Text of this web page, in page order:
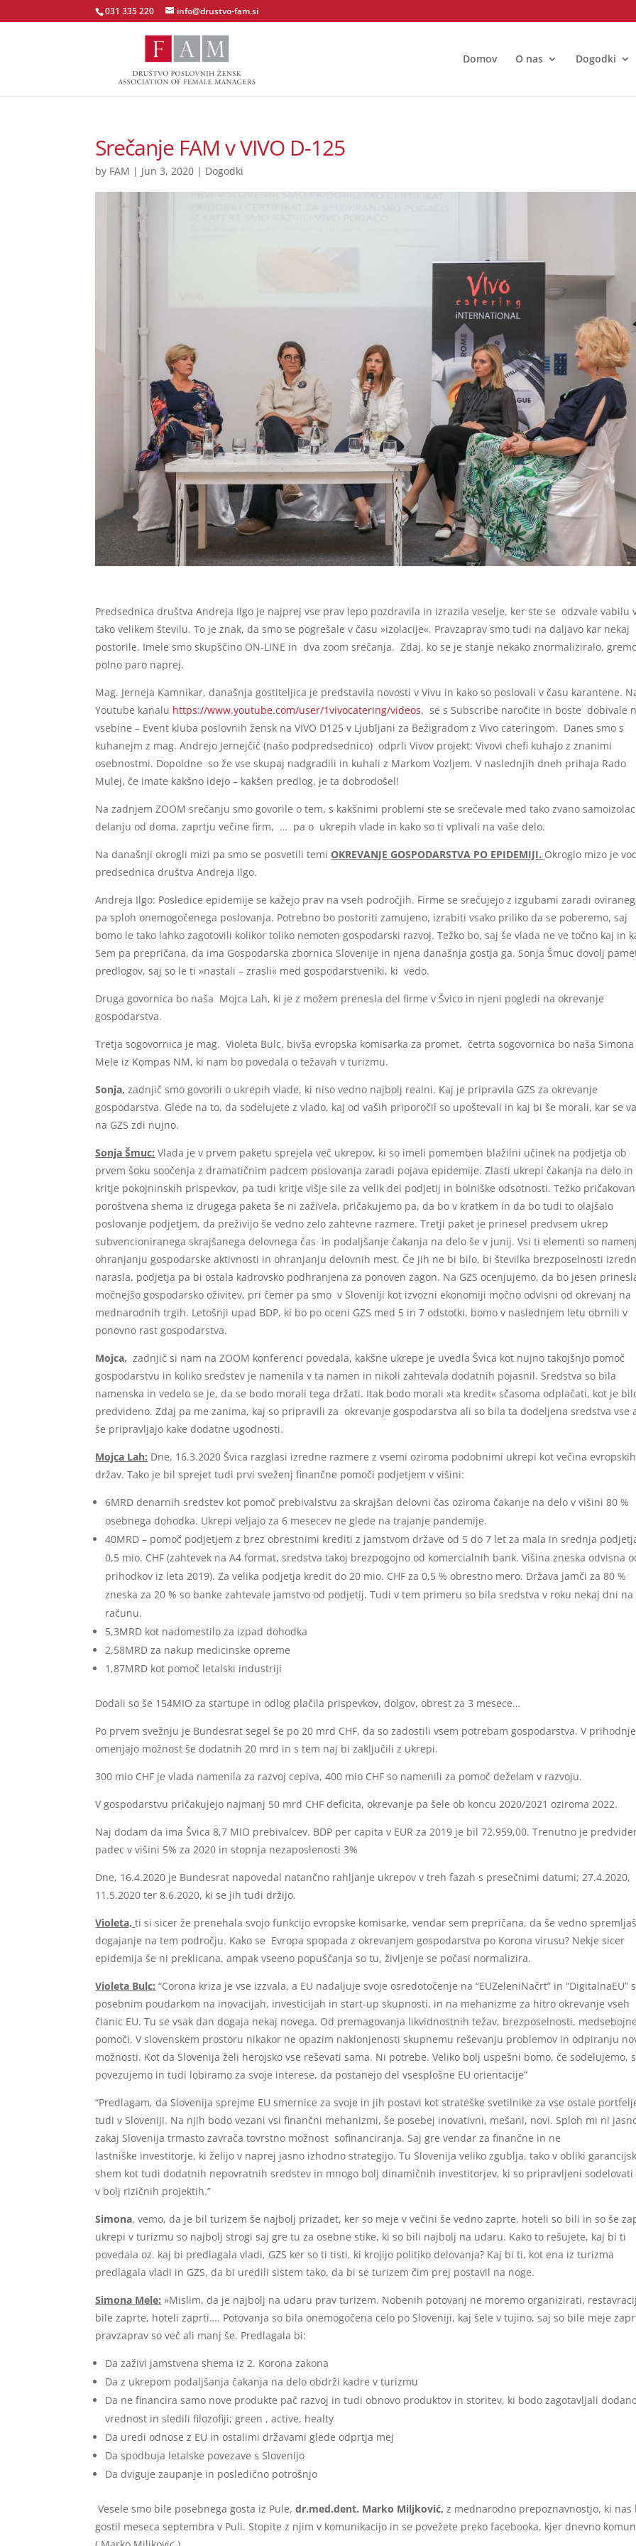
031 335 220 info@drustvo-fam.si
Domov O nas Dogodki
Srečanje FAM v VIVO D-125
by FAM | Jun 3, 2020 | Dogodki
Predsednica društva Andreja Ilgo je najprej vse prav lepo pozdravila in izrazila veselje, ker ste se odzvale vabilu
tako velikem številu. To je znak, da smo se pogrešale v času »izolacije«. Pravzaprav smo tudi na daljavo kar nekaj
postorile. Imele smo skupščino ON-LINE in dva zoom srečanja. Zdaj, ko se je stanje nekako znormaliziralo,
polno paro naprej.
Mag. Jerneja Kamnikar, današnja gostiteljica je predstavila novosti v Vivu in kako so poslovali v času karantene.
Youtube kanalu https://www.youtube.com/user/1vivocatering/videos, se s Subscribe naročite in boste dobivale
vsebine – Event kluba poslovnih žensk na VIVO D125 v Ljubljani za Bežigradom z Vivo cateringom. Danes smo s
kuhanejm z mag. Andrejo Jernejčič (našo podpredsednico) odprli Vivov projekt: Vivovi chefi kuhajo z znanimi
osebnostmi. Dopoldne so že vse skupaj nadgradili in kuhali z Markom Vozljem. V naslednjih dneh prihaja Rado
Mulej, če imate kakšno idejo – kakšen predlog, je ta dobrodošel!
Na zadnjem ZOOM srečanju smo govorile o tem, s kakšnimi problemi ste se srečevale med tako zvano
delanju od doma, zaprtju večine firm, … pa o ukrepih vlade in kako so ti vplivali na vaše delo.
Na današnji okrogli mizi pa smo se posvetili temi OKREVANJE GOSPODARSTVA PO EPIDEMIJI. Okroglo mizo je
predsednica društva Andreja Ilgo.
Andreja Ilgo: Posledice epidemije se kažejo prav na vseh področjih. Firme se srečujejo z izgubami zaradi
pa sploh onemogočenega poslovanja. Potrebno bo postoriti zamujeno, izrabiti vsako priliko da se poberemo, saj
bomo le tako lahko zagotovili kolikor toliko nemoten gospodarski razvoj. Težko bo, saj še vlada ne ve točno kaj in
Sem pa prepričana, da ima Gospodarska zbornica Slovenije in njena današnja gostja ga. Sonja Šmuc dovolj
predlogov, saj so le ti »nastali – zrasli« med gospodarstveniki, ki vedo.
Druga govornica bo naša Mojca Lah, ki je z možem prenesla del firme v Švico in njeni pogledi na okrevanje
gospodarstva.
Tretja sogovornica je mag. Violeta Bulc, bivša evropska komisarka za promet, četrta sogovornica bo naša Simona
Mele iz Kompas NM, ki nam bo povedala o težavah v turizmu.
Sonja, zadnjič smo govorili o ukrepih vlade, ki niso vedno najbolj realni. Kaj je pripravila GZS za okrevanje
gospodarstva. Glede na to, da sodelujete z vlado, kaj od vaših priporočil so upoštevali in kaj bi še morali, kar se
na GZS zdi nujno.
Sonja Šmuc: Vlada je v prvem paketu sprejela več ukrepov, ki so imeli pomemben blažilni učinek na podjetja ob
prvem šoku soočenja z dramatičnim padcem poslovanja zaradi pojava epidemije. Zlasti ukrepi čakanja na delo in
kritje pokojninskih prispevkov, pa tudi kritje višje sile za velik del podjetij in bolniške odsotnosti. Težko
poroštvena shema iz drugega paketa še ni zaživela, pričakujemo pa, da bo v kratkem in da bo tudi to olajšalo
poslovanje podjetjem, da preživijo še vedno zelo zahtevne razmere. Tretji paket je prinesel predvsem ukrep
subvencioniranega skrajšanega delovnega čas in podaljšanje čakanja na delo še v junij. Vsi ti elementi so
ohranjanju gospodarske aktivnosti in ohranjanju delovnih mest. Če jih ne bi bilo, bi številka brezposelnosti
narasla, podjetja pa bi ostala kadrovsko podhranjena za ponoven zagon. Na GZS ocenjujemo, da bo jesen
močnejšo gospodarsko oživitev, pri čemer pa smo v Sloveniji kot izvozni ekonomiji močno odvisni od okrevanj na
mednarodnih trgih. Letošnji upad BDP, ki bo po oceni GZS med 5 in 7 odstotki, bomo v naslednjem letu obrnili v
ponovno rast gospodarstva.
Mojca, zadnjič si nam na ZOOM konferenci povedala, kakšne ukrepe je uvedla Švica kot nujno takojšnjo pomoč
gospodarstvu in koliko sredstev je namenila v ta namen in nikoli zahtevala dodatnih pojasnil. Sredstva so bila
namenska in vedelo se je, da se bodo morali tega držati. Itak bodo morali »ta kredit« sčasoma odplačati, kot je
predvideno. Zdaj pa me zanima, kaj so pripravili za okrevanje gospodarstva ali so bila ta dodeljena sredstva vse
še pripravljajo kake dodatne ugodnosti.
Mojca Lah: Dne, 16.3.2020 Švica razglasi izredne razmere z vsemi oziroma podobnimi ukrepi kot večina evropskih
držav. Tako je bil sprejet tudi prvi sveženj finančne pomoči podjetjem v višini:
6MRD denarnih sredstev kot pomoč prebivalstvu za skrajšan delovni čas oziroma čakanje na delo v višini 80 %
osebnega dohodka. Ukrepi veljajo za 6 mesecev ne glede na trajanje pandemije.
40MRD – pomoč podjetjem z brez obrestnimi krediti z jamstvom države od 5 do 7 let za mala in srednja
0,5 mio. CHF (zahtevek na A4 format, sredstva takoj brezpogojno od komercialnih bank. Višina zneska odvisna
prihodkov iz leta 2019). Za velika podjetja kredit do 20 mio. CHF za 0,5 % obrestno mero. Država jamči za 80 %
zneska za 20 % so banke zahtevale jamstvo od podjetij. Tudi v tem primeru so bila sredstva v roku nekaj dni na
računu.
5,3MRD kot nadomestilo za izpad dohodka
2,58MRD za nakup medicinske opreme
1,87MRD kot pomoč letalski industriji
Dodali so še 154MIO za startupe in odlog plačila prispevkov, dolgov, obrest za 3 mesece…
Po prvem svežnju je Bundesrat segel še po 20 mrd CHF, da so zadostili vsem potrebam gospodarstva. V prihodnje
omenjajo možnost še dodatnih 20 mrd in s tem naj bi zaključili z ukrepi.
300 mio CHF je vlada namenila za razvoj cepiva, 400 mio CHF so namenili za pomoč deželam v razvoju.
V gospodarstvu pričakujejo najmanj 50 mrd CHF deficita, okrevanje pa šele ob koncu 2020/2021 oziroma 2022.
Naj dodam da ima Švica 8,7 MIO prebivalcev. BDP per capita v EUR za 2019 je bil 72.959,00. Trenutno je
padec v višini 5% za 2020 in stopnja nezaposlenosti 3%
Dne, 16.4.2020 je Bundesrat napovedal natančno rahljanje ukrepov v treh fazah s presečnimi datumi; 27.4.2020,
11.5.2020 ter 8.6.2020, ki se jih tudi držijo.
Violeta, ti si sicer že prenehala svojo funkcijo evropske komisarke, vendar sem prepričana, da še vedno
dogajanje na tem področju. Kako se Evropa spopada z okrevanjem gospodarstva po Korona virusu? Nekje sicer
epidemija še ni preklicana, ampak vseeno popuščanja so tu, življenje se počasi normalizira.
Violeta Bulc: “Corona kriza je vse izzvala, a EU nadaljuje svoje osredotočenje na “EUZeleniNačrt” in “DigitalnaEU” s
posebnim poudarkom na inovacijah, investicijah in start-up skupnosti, in na mehanizme za hitro okrevanje vseh
članic EU. Tu se vsak dan dogaja nekaj novega. Od premagovanja likvidnostnih težav, brezposelnosti,
pomoči. V slovenskem prostoru nikakor ne opazim naklonjenosti skupnemu reševanju problemov in odpiranju
možnosti. Kot da Slovenija želi herojsko vse reševati sama. Ni potrebe. Veliko bolj uspešni bomo, če sodelujemo,
povezujemo in tudi lobiramo za svoje interese, da postanejo del vsesplošne EU orientacije”
“Predlagam, da Slovenija sprejme EU smernice za svoje in jih postavi kot strateške svetilnike za vse ostale
tudi v Sloveniji. Na njih bodo vezani vsi finančni mehanizmi, še posebej inovativni, mešani, novi. Sploh mi ni
zakaj Slovenija trmasto zavrača tovrstno možnost sofinanciranja. Saj gre vendar za finančne in ne
lastniške investitorje, ki želijo v naprej jasno izhodno strategijo. Tu Slovenija veliko zgublja, tako v obliki
shem kot tudi dodatnih nepovratnih sredstev in mnogo bolj dinamičnih investitorjev, ki so pripravljeni
v bolj rizičnih projektih.”
Simona, vemo, da je bil turizem še najbolj prizadet, ker so meje v večini še vedno zaprte, hoteli so bili in so še
ukrepi v turizmu so najbolj strogi saj gre tu za osebne stike, ki so bili najbolj na udaru. Kako to rešujete, kaj bi ti
povedala oz. kaj bi predlagala vladi, GZS ker so ti tisti, ki krojijo politiko delovanja? Kaj bi ti, kot ena iz turizma
predlagala vladi in GZS, da bi uredili sistem tako, da bi se turizem čim prej postavil na noge.
Simona Mele: »Mislim, da je najbolj na udaru prav turizem. Nobenih potovanj ne moremo organizirati,
bile zaprte, hoteli zaprti…. Potovanja so bila onemogočena celo po Sloveniji, kaj šele v tujino, saj so bile meje
pravzaprav so več ali manj še. Predlagala bi:
Da zaživi jamstvena shema iz 2. Korona zakona
Da z ukrepom podaljšanja čakanja na delo obdrži kadre v turizmu
Da ne financira samo nove produkte pač razvoj in tudi obnovo produktov in storitev, ki bodo zagotavljali
vrednost in sledili filozofiji; green , active, healty
Da uredi odnose z EU in ostalimi državami glede odprtja mej
Da spodbuja letalske povezave s Slovenijo
Da dviguje zaupanje in posledično potrošnjo
Vesele smo bile posebnega gosta iz Pule, dr.med.dent. Marko Miljković, z mednarodno prepoznavnostjo, ki nas
gostil meseca septembra v Puli. Stopite z njim v komunikacijo in se povežete preko facebooka, kjer dnevno